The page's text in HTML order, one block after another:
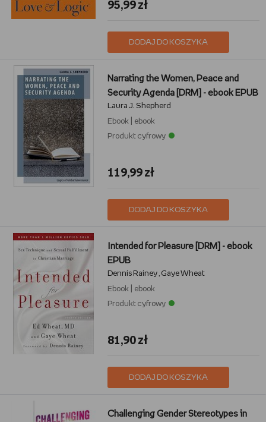
95,99 zł
DODAJ DO KOSZYKA
Narrating the Women, Peace and
Security Agenda [DRM] - ebook EPUB
Laura J. Shepherd
Ebook
ebook
Produkt cyfrowy
119,99 zł
DODAJ DO KOSZYKA
Intended for Pleasure [DRM] - ebook
EPUB
Dennis Rainey Gaye Wheat
Ebook
ebook
Produkt cyfrowy
81,90 zł
DODAJ DO KOSZYKA
Challenging Gender Stereotypes in